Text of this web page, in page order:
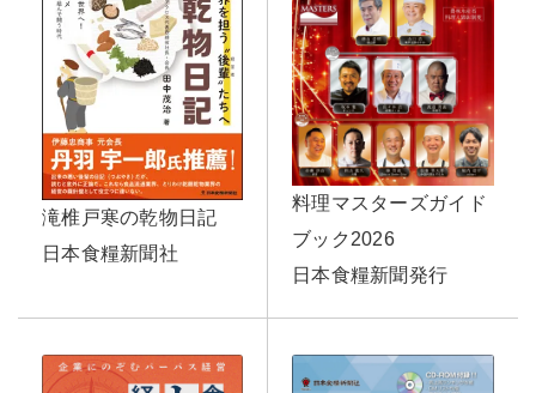
滝椎戸寒の乾物日記
日本食糧新聞社
料理マスターズガイド
ブック2026
日本食糧新聞発行